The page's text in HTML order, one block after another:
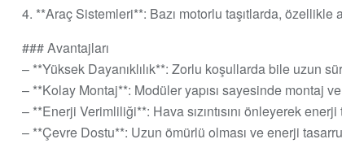
4. **Araç Sistemleri**: Bazı motorlu taşıtlarda, özellikle
### Avantajları
– **Yüksek Dayanıklılık**: Zorlu koşullarda bile uzun
– **Kolay Montaj**: Modüler yapısı sayesinde montaj
– **Enerji Verimliliği**: Hava sızıntısını önleyerek
– **Çevre Dostu**: Uzun ömürlü olması ve enerji